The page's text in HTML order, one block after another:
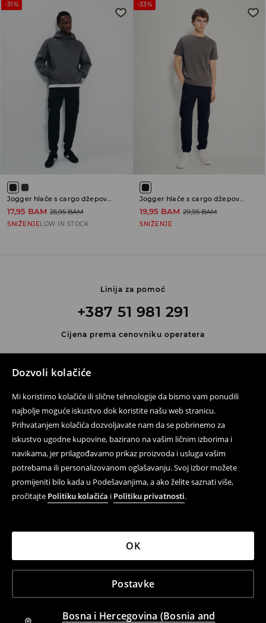
Dozvoli kolačiće
Mi koristimo kolačiće ili slične tehnologije da bismo vam ponudili
najbolje moguće iskustvo dok koristite našu web stranicu.
Prihvatanjem kolačića dozvoljavate nam da se pobrinemo za
iskustvo ugodne kupovine, bazirano na vašim ličnim izborima i
navikama, jer prilagođavamo prikaz proizvoda i usluga vašim
potrebama ili personalizovanom oglašavanju. Svoj izbor možete
promijeniti bilo kada u Podešavanjima, a ako želite saznati više,
pročitajte Politiku kolačića i Politiku privatnosti.
Postavke
OK
Bosna i Hercegovina (Bosnia and
-31%
17,95 BAM 25,95 BAM
SNIŽENJELOW IN STOCK
-33%
19,95 BAM 29,95 BAM
SNIŽENJE
Linija za pomoć
+387 51 981 291
Cijena prema cenovniku operatera
Prati nas
Pomoć i kontakt
Pravila korištenja
Politika privatnosti
LPP
Banja Luka, Bosna i Hercegovina; IBO:4404350930009;
IPO:404350930009
2026Sva prava zadržana